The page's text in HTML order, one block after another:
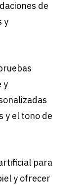
de
y
y
y el tono de
para
y ofrecer